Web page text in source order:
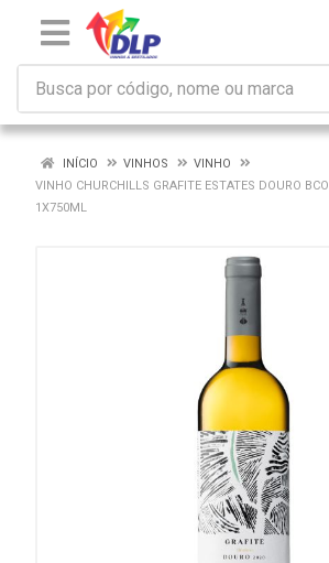
INÍCIO VINHOS
VINHO
VINHO CHURCHILLS GRAFITE ESTATES DOURO BCO
1X750ML